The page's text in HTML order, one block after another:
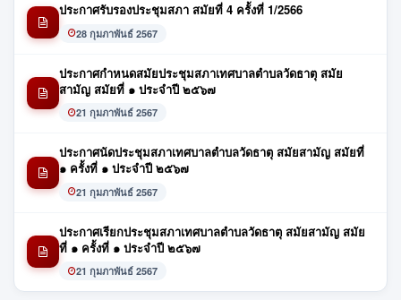
ประกาศรับรองประชุมสภา สมัยที่ 4 ครั้งที่ 1/2566
28 กุมภาพันธ์ 2567
ประกาศกำหนดสมัยประชุมสภาเทศบาลตำบลวัดธาตุ สมัย
สามัญ สมัยที่ ๑ ประจำปี ๒๕๖๗
21 กุมภาพันธ์ 2567
ประกาศนัดประชุมสภาเทศบาลตำบลวัดธาตุ สมัยสามัญ สมัยที่
๑ ครั้งที่ ๑ ประจำปี ๒๕๖๗
21 กุมภาพันธ์ 2567
ประกาศเรียกประชุมสภาเทศบาลตำบลวัดธาตุ สมัยสามัญ สมัย
ที่ ๑ ครั้งที่ ๑ ประจำปี ๒๕๖๗
21 กุมภาพันธ์ 2567